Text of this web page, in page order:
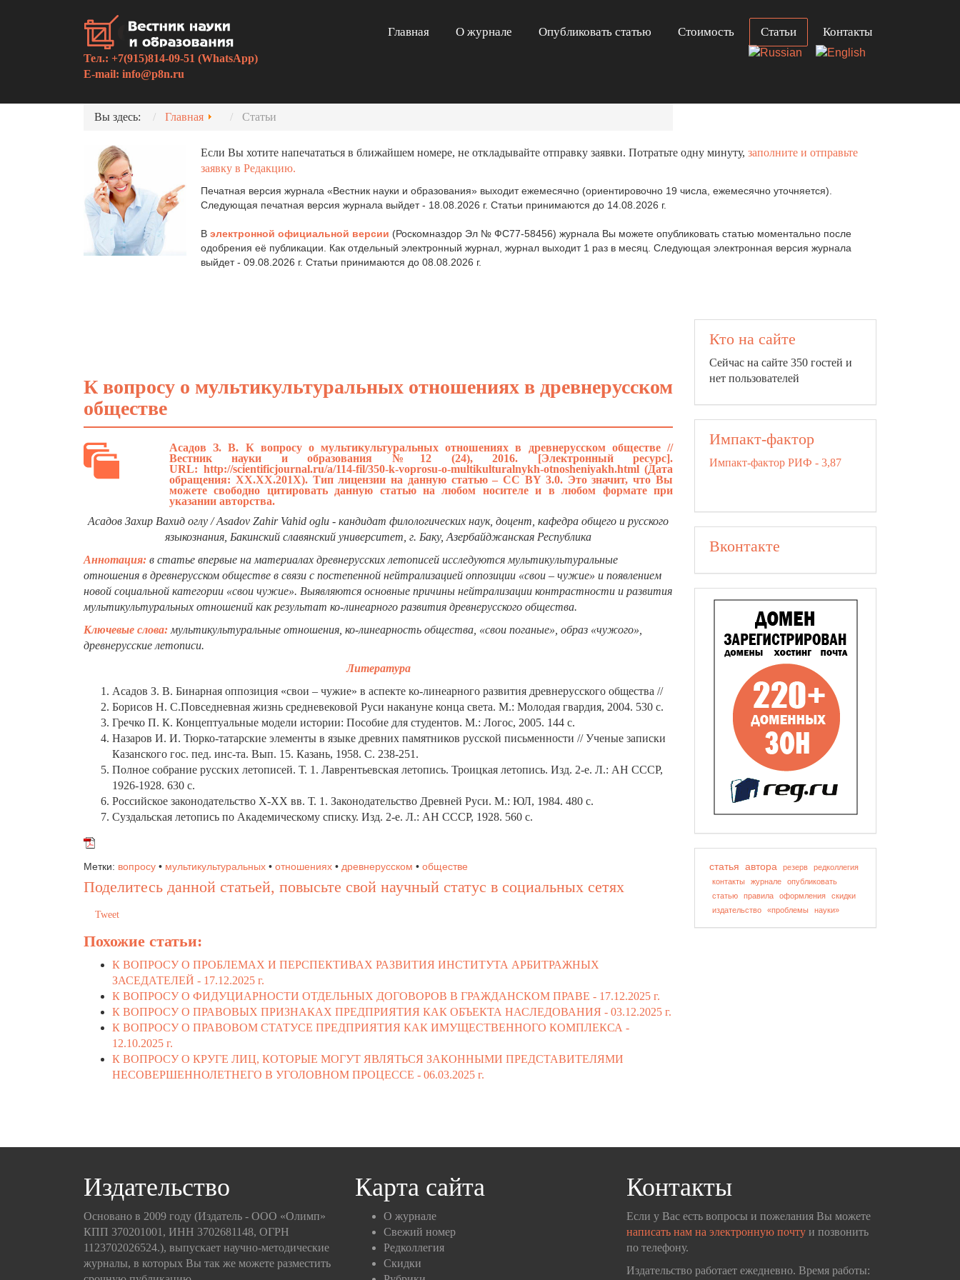
Тел.: +7(915)814-09-51 (WhatsApp)
E-mail: info@p8n.ru
Главная О журнале Опубликовать статью Стоимость Статьи Контакты
Вы здесь: Главная Статьи
Если Вы хотите напечататься в ближайшем номере, не откладывайте отправку заявки. Потратьте одну минуту, заполните и отправьте
заявку в Редакцию.
Печатная версия журнала «Вестник науки и образования» выходит ежемесячно (ориентировочно 19 числа, ежемесячно уточняется).
Следующая печатная версия журнала выйдет - 18.08.2026 г. Статьи принимаются до 14.08.2026 г.
В электронной официальной версии (Роскомназдор Эл № ФС77-58456) журнала Вы можете опубликовать статью моментально после
одобрения её публикации. Как отдельный электронный журнал, журнал выходит 1 раз в месяц. Следующая электронная версия журнала
выйдет - 09.08.2026 г. Статьи принимаются до 08.08.2026 г.
К вопросу о мультикультуральных отношениях в древнерусском
обществе
Асадов З. В. К вопросу о мультикультуральных отношениях в древнерусском обществе //
Вестник науки и образования №12 (24), 2016. [Электронный ресурс].
URL: http://scientificjournal.ru/a/114-fil/350-k-voprosu-o-multikulturalnykh-otnosheniyakh.html(Дата
обращения: ХХ.ХХ.201Х). Тип лицензии на данную статью – CC BY 3.0. Это значит, что Вы
можете свободно цитировать данную статью на любом носителе и в любом формате при
указании авторства.
Асадов Захир Вахид оглу / Asadov Zahir Vahid oglu - кандидат филологических наук, доцент, кафедра общего и русского
языкознания, Бакинский славянский университет, г. Баку, Азербайджанская Республика
Аннотация: в статье впервые на материалах древнерусских летописей исследуются мультикультуральные
отношения в древнерусском обществе в связи с постепенной нейтрализацией оппозиции «свои – чужие» и появлением
новой социальной категории «свои чужие». Выявляются основные причины нейтрализации контрастности и развития
мультикультуральных отношений как результат ко-линеарного развития древнерусского общества.
Ключевые слова: мультикультуральные отношения, ко-линеарность общества, «свои поганые», образ «чужого»,
древнерусские летописи.
Литература
Асадов З. В. Бинарная оппозиция «свои – чужие» в аспекте ко-линеарного развития древнерусского общества //
Борисов Н. С.Повседневная жизнь средневековой Руси накануне конца света. М.: Молодая гвардия, 2004. 530 с.
Гречко П. К. Концептуальные модели истории: Пособие для студентов. М.: Логос, 2005. 144 с.
Назаров И. И. Тюрко-татарские элементы в языке древних памятников русской письменности // Ученые записки
Казанского гос. пед. инс-та. Вып. 15. Казань, 1958. С. 238-251.
Полное собрание русских летописей. Т. 1. Лаврентьевская летопись. Троицкая летопись. Изд. 2-е. Л.: АН СССР,
1926-1928. 630 с.
Российское законодательство X-XX вв. Т. 1. Законодательство Древней Руси. М.: ЮЛ, 1984. 480 с.
Суздальская летопись по Академическому списку. Изд. 2-е. Л.: АН СССР, 1928. 560 с.
Метки: вопросу • мультикультуральных • отношениях • древнерусском • обществе
Поделитесь данной статьей, повысьте свой научный статус в социальных сетях
Tweet
Похожие статьи:
К ВОПРОСУ О ПРОБЛЕМАХ И ПЕРСПЕКТИВАХ РАЗВИТИЯ ИНСТИТУТА АРБИТРАЖНЫХ
ЗАСЕДАТЕЛЕЙ - 17.12.2025 г.
К ВОПРОСУ О ФИДУЦИАРНОСТИ ОТДЕЛЬНЫХ ДОГОВОРОВ В ГРАЖДАНСКОМ ПРАВЕ - 17.12.2025 г.
К ВОПРОСУ О ПРАВОВЫХ ПРИЗНАКАХ ПРЕДПРИЯТИЯ КАК ОБЪЕКТА НАСЛЕДОВАНИЯ - 03.12.2025 г.
К ВОПРОСУ О ПРАВОВОМ СТАТУСЕ ПРЕДПРИЯТИЯ КАК ИМУЩЕСТВЕННОГО КОМПЛЕКСА -
12.10.2025 г.
К ВОПРОСУ О КРУГЕ ЛИЦ, КОТОРЫЕ МОГУТ ЯВЛЯТЬСЯ ЗАКОННЫМИ ПРЕДСТАВИТЕЛЯМИ
НЕСОВЕРШЕННОЛЕТНЕГО В УГОЛОВНОМ ПРОЦЕССЕ - 06.03.2025 г.
Кто на сайте
Сейчас на сайте 350 гостей и
нет пользователей
Импакт-фактор
Импакт-фактор РИФ - 3,87
Вконтакте
статья автора резерв
редколлегия
контакты
журнале
опубликовать
статью
правила оформления
скидки
издательство
«проблемы науки»
Издательство
Основано в 2009 году (Издатель - ООО «Олимп»
КПП 370201001, ИНН 3702681148, ОГРН
1123702026524.), выпускает научно-методические
журналы, в которых Вы так же можете разместить
Карта сайта
О журнале
Свежий номер
Редколлегия
Скидки
Контакты
Если у Вас есть вопросы и пожелания Вы можете
написать нам на электронную почту и позвонить
по телефону.
Издательство работает ежедневно. Время работы: